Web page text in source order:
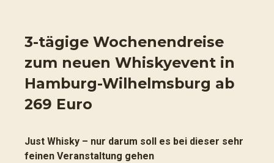
3-tägige Wochenendreise
zum neuen Whiskyevent in
Hamburg-Wilhelmsburg ab
269 Euro
Just Whisky – nur darum soll es bei dieser sehr
feinen Veranstaltung gehen